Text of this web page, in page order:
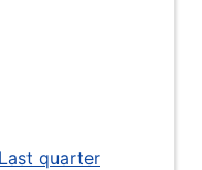
Last quarter